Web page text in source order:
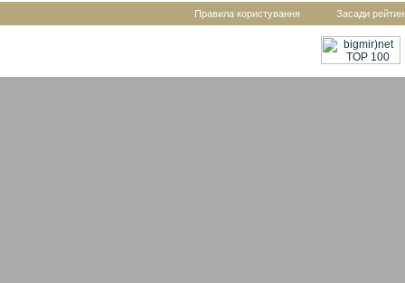
Правила користування Засади